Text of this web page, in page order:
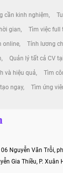
- 18 triệu Hồ Chí
[Hết hạn]
VIỆN PHÁP LUẬT
Hồ Chí
[Hết hạn]
lượng Hồ
cần kinh nghiệm
gian Tìm việc full
online Tính lương
Quản lý tất cả CV
và hiệu quả Tìm
ngay Tìm ứng
Nguyễn Văn Trỗi,
Gia Thiều, P. Xuân